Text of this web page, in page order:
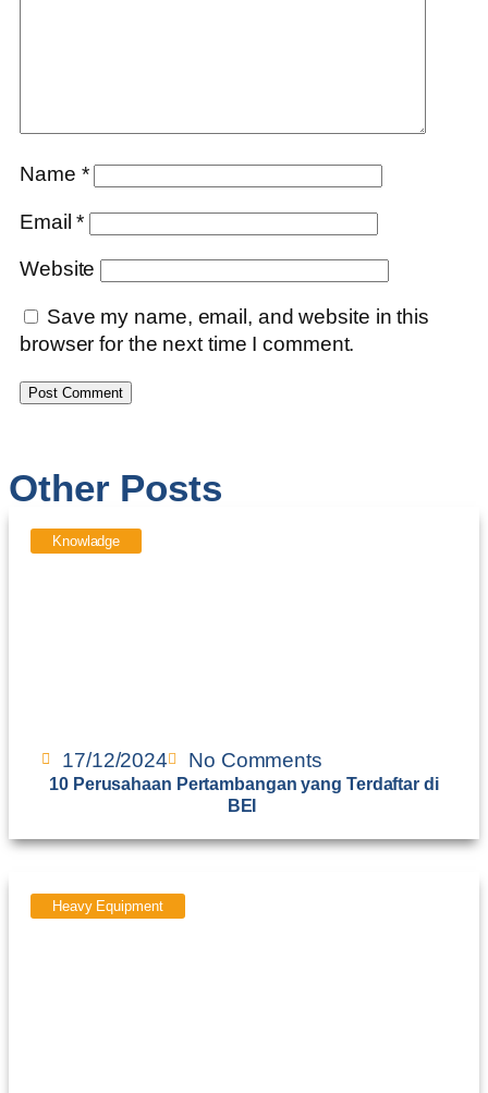
Name *
Email*
Website
Save my name, email, and website in this
browser for the next time I comment.
Other Posts
Knowladge
17/12/2024 No Comments
10 Perusahaan Pertambangan yang Terdaftar di
BEI
Heavy Equipment